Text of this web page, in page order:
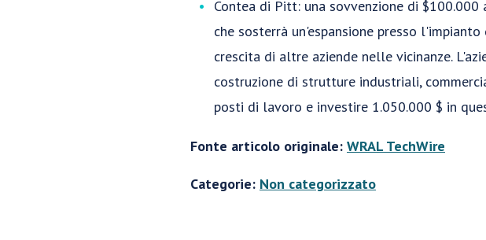
Contea di Pitt: una sovvenzione di
che sosterrà un'espansione presso
crescita di altre aziende nelle vicinanze.
costruzione di strutture industriali,
posti di lavoro e investire 1.050.000 $ in
Fonte articolo originale: WRAL TechWire
Categorie: Non categorizzato